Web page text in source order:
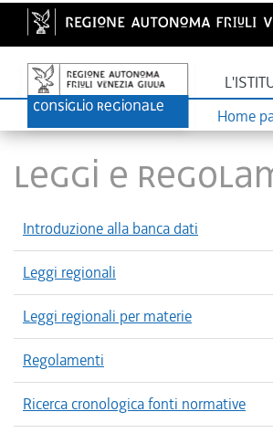
Home
LEGGI E
Introduzione alla banca dati
Leggi regionali
Leggi regionali per materie
Regolamenti
Ricerca cronologica fonti normative